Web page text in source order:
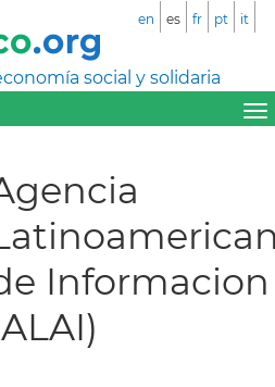
social y solidaria
en es fr pt it
Informacion